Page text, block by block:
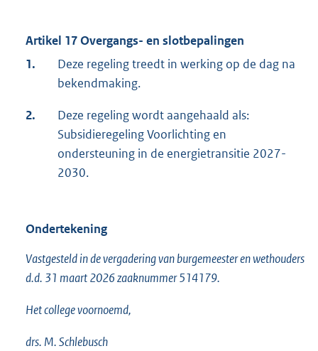
Artikel 17 Overgangs- en slotbepalingen
1.
Deze regeling treedt in werking op de dag na
bekendmaking.
2.
Deze regeling wordt aangehaald als:
Subsidieregeling Voorlichting en
ondersteuning in de energietransitie 2027-
2030.
Ondertekening
Vastgesteld in de vergadering van burgemeester en wethouders
d.d. 31 maart 2026 zaaknummer 514179.
Het college voornoemd,
drs. M. Schlebusch